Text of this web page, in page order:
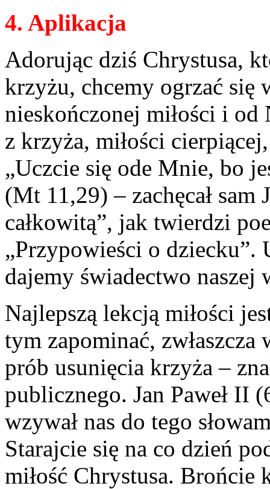
4. Aplikacja
Adorując dziś Chrystusa,
krzyżu, chcemy ogrzać się
nieskończonej miłości i od
z krzyża, miłości
„Uczcie się ode Mnie, bo
(Mt 11,29) – zachęcał sam
całkowitą”, jak twierdzi
„Przypowieści o dziecku”.
dajemy świadectwo naszej
Najlepszą lekcją miłości
tym zapominać,
prób usunięcia krzyża –
publicznego. Jan Paweł II
wzywał nas do tego
Starajcie się na co dzień
miłość Chrystusa.